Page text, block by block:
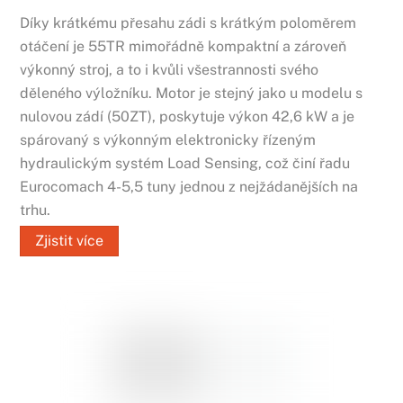
Díky krátkému přesahu zádi s krátkým poloměrem
otáčení je 55TR mimořádně kompaktní a zároveň
výkonný stroj, a to i kvůli všestrannosti svého
děleného výložníku. Motor je stejný jako u modelu s
nulovou zádí (50ZT), poskytuje výkon 42,6 kW a je
spárovaný s výkonným elektronicky řízeným
hydraulickým systém Load Sensing, což činí řadu
Eurocomach 4-5,5 tuny jednou z nejžádanějších na
trhu.
Zjistit více